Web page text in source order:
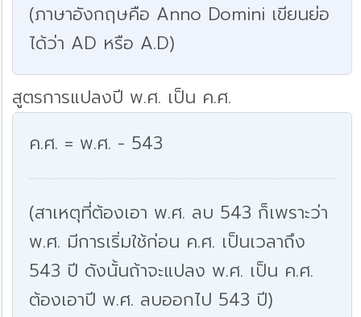
(ภาษาอังกฤษคือ Anno Domini เขียนย่อ
ได้ว่า AD หรือ A.D)
สูตรการแปลงปี พ.ศ. เป็น ค.ศ.
ค.ศ. = พ.ศ. - 543
(สาเหตุที่ต้องเอา พ.ศ. ลบ 543 ก็เพราะว่า
พ.ศ. มีการเริ่มใช้ก่อน ค.ศ. เป็นเวลาถึง
543 ปี ดังนั้นถ้าจะแปลง พ.ศ. เป็น ค.ศ.
ต้องเอาปี พ.ศ. ลบออกไป 543 ปี)